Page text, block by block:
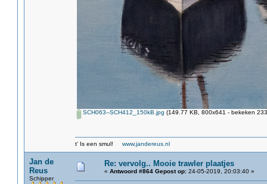
SCH063--SCH412_150kB.jpg (149.77 KB, 800x641 - bekeken
t' Is een smul! www.jandereus.nl
Jan de
Reus
Schipper
Re: vervolg.. Mooie trawler plaatjes
« Antwoord #864 Gepost op:24-05-2019, 20:03:40 »